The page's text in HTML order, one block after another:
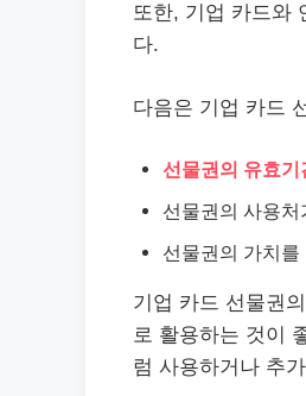
또한, 기업 카드와
다.
다음은 기업 카드
선물권의 유효기
선물권의 사용
선물권의 가치를
기업 카드 선물권
로 활용하는 것이
럼 사용하거나 추